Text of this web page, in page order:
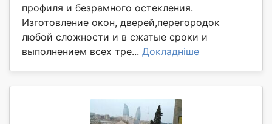
профиля и безрамного остекления.
Изготовление окон, дверей,перегородок
любой сложности и в сжатые сроки и
выполнением всех тре... Докладніше